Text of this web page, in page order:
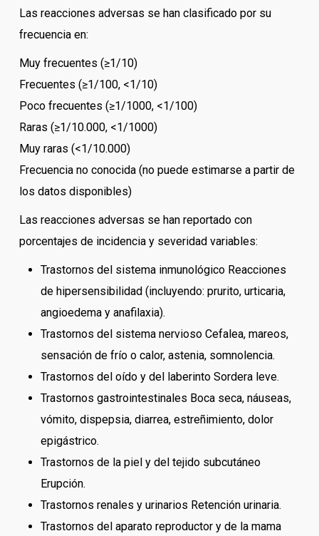
Las reacciones adversas se han clasificado por su
frecuencia en:
Muy frecuentes (≥1/10)
Frecuentes (≥1/100, <1/10)
Poco frecuentes (≥1/1000, <1/100)
Raras (≥1/10.000, <1/1000)
Muy raras (<1/10.000)
Frecuencia no conocida (no puede estimarse a partir de
los datos disponibles)
Las reacciones adversas se han reportado con
porcentajes de incidencia y severidad variables:
Trastornos del sistema inmunológico Reacciones
de hipersensibilidad (incluyendo: prurito, urticaria,
angioedema y anafilaxia).
Trastornos del sistema nervioso Cefalea, mareos,
sensación de frío o calor, astenia, somnolencia.
Trastornos del oído y del laberinto Sordera leve.
Trastornos gastrointestinales Boca seca, náuseas,
vómito, dispepsia, diarrea, estreñimiento, dolor
epigástrico.
Trastornos de la piel y del tejido subcutáneo
Erupción.
Trastornos renales y urinarios Retención urinaria.
Trastornos del aparato reproductor y de la mama